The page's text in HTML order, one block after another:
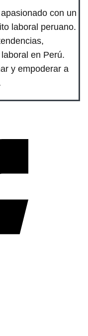
con un
laboral peruano.
en Perú.
y empoderar a